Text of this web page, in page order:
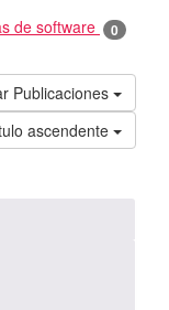
de software 0
Publicaciones
ascendente